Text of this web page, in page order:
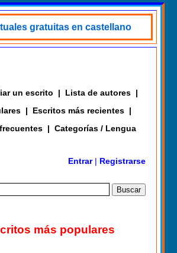
gratuitas en castellano
un escrito | Lista de autores |
| Escritos más recientes |
| Categorías / Lengua
Entrar| Registrarse
más populares